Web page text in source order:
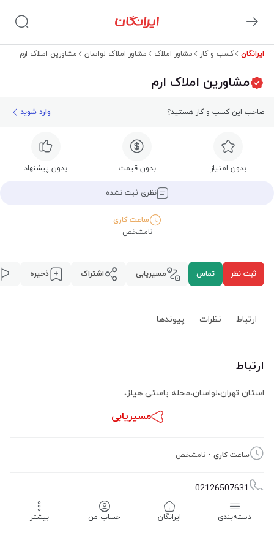
ایرانگان کسب و کار مشاور املاک مشاور املاک لواسان مشاورین املاک ارم
مشاورین املاک ارم
صاحب این کسب و کار هستید؟ وارد شوید
بدون امتیاز بدون قیمت بدون پیشنهاد
نظری ثبت نشده
ساعت کاری
نامشخص
ثبت نظر تماس مسیریابی اشتراک ذخیره
ارتباط نظرات پیوند‌ها
ارتباط
استان تهران،لواسان،محله باستی هیلز،
مسیریابی
ساعت کاری - نامشخص
02126507631
دسته‌بندی ‌ایرانگان حساب من بیشتر